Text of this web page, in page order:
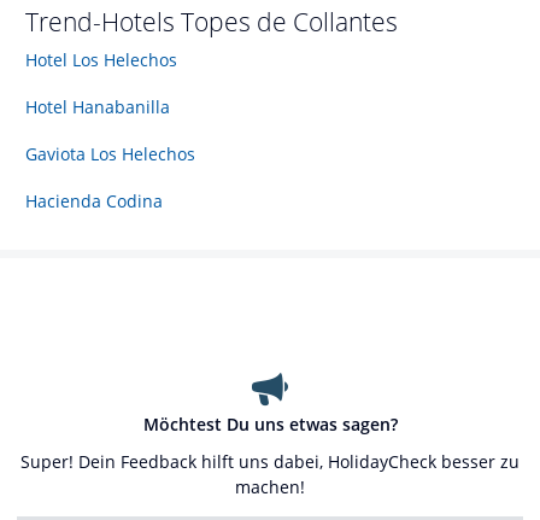
Trend-Hotels Topes de Collantes
Hotel Los Helechos
Hotel Hanabanilla
Gaviota Los Helechos
Hacienda Codina
Möchtest Du uns etwas sagen?
Super! Dein Feedback hilft uns dabei, HolidayCheck besser zu
machen!